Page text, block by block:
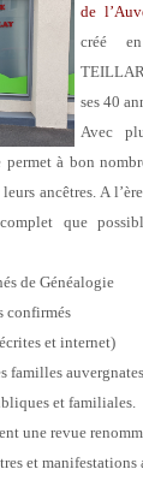
de
créé
ses 40
Avec
à bon
ancêtres. A
que
de Généalogie
confirmés
et internet)
familles auvergnates
et familiales.
une revue
et manifestations